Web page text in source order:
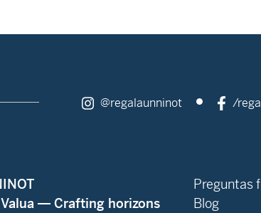
@regalaunninot /
Valua — Crafting horizons
Preguntas
Blog